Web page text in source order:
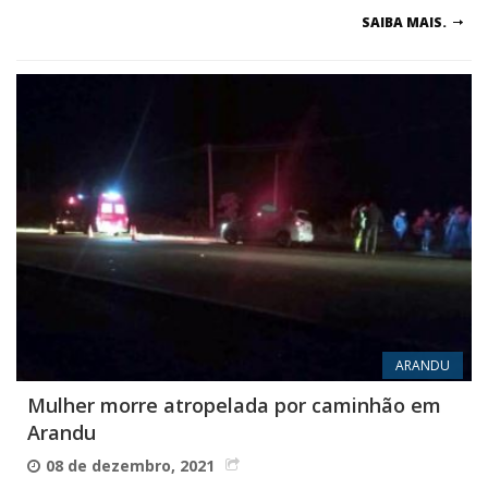
SAIBA MAIS.
ARANDU
Mulher morre atropelada por caminhão em
Arandu
08 de dezembro, 2021